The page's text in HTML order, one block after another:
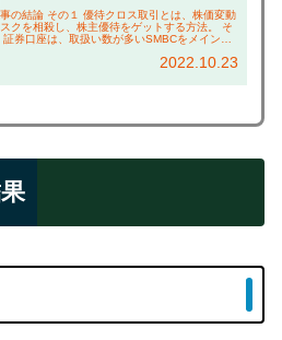
の結論 その１ 優待クロス取引とは、株価変動
クを相殺し、株主優待をゲットする方法。 そ
証券口座は、取扱い数が多いSMBCをメイン、
クロス取引するかは、 本ブログの...2022.10.23